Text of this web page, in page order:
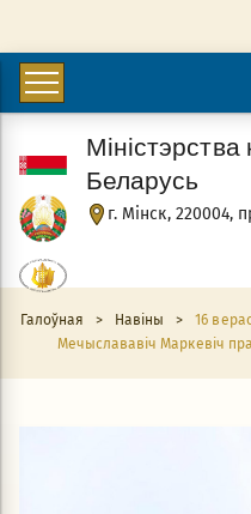
г. Мінск, 220004,
Міністэрства
Беларусь
Галоўная > Навіны >
16
Мечыслававіч Маркевіч